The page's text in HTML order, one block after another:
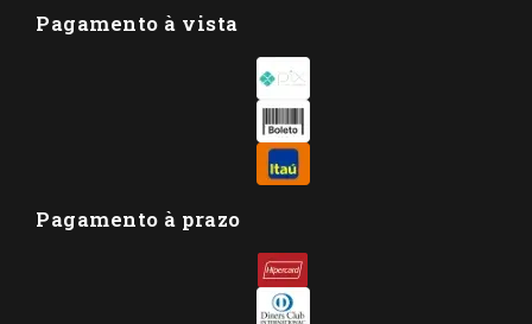
Pagamento à vista
Pagamento à prazo